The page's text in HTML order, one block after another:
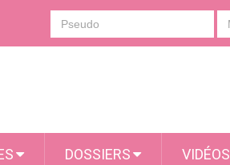
DOSSIERS VIDÉOS